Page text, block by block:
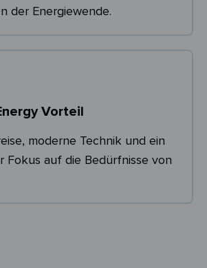
der Energiewende.
Vorteil
moderne Technik und ein
Fokus auf die Bedürfnisse von